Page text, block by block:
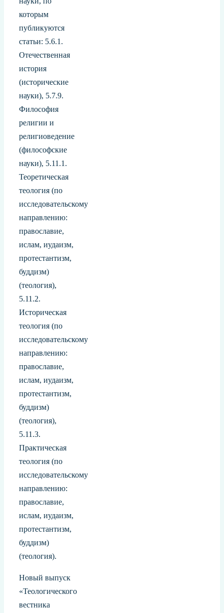
которым
публикуются
статьи: 5.6.1.
Отечественная
история
(исторические
науки), 5.7.9.
Философия
религии и
религиоведение
(философские
науки), 5.11.1.
Теоретическая
теология (по
исследовательскому
направлению:
православие,
ислам, иудаизм,
протестантизм,
буддизм)
(теология),
5.11.2.
Историческая
теология (по
исследовательскому
направлению:
православие,
ислам, иудаизм,
протестантизм,
буддизм)
(теология),
5.11.3.
Практическая
теология (по
исследовательскому
направлению:
православие,
ислам, иудаизм,
протестантизм,
буддизм)
(теология).
Новый выпуск
«Теологического
вестника